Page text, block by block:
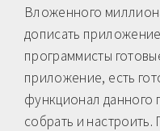
Вложенного
дописать
программисты
приложение, есть
функционал данного
собрать и